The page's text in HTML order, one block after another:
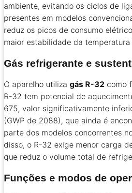
ambiente, evitando os ciclos de
presentes em modelos
reduz os picos de consumo
maior estabilidade da temperatura
Gás refrigerante e
O aparelho utiliza gás R-32 como
R-32 tem potencial de
675, valor significativamente
(GWP de 2088), que ainda é
parte dos modelos concorrentes
disso, o R-32 exige menor carga
que reduz o volume total de
Funções e modos de